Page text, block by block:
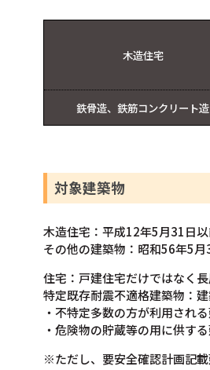
木造住宅
鉄骨造、鉄筋コンクリート造
対象建築物
木造住宅：平成12年5月31日
その他の建築物：昭和56年5
住宅：戸建住宅だけではなく
特定既存耐震不適格建築物：
・不特定多数の方が利用され
・危険物の貯蔵等の用に供す
※ただし、要安全確認計画記載